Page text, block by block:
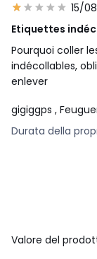
15/
Etiquettes
Pourquoi coller
indécollables,
enlever
gigiggps ,
Durata della
Valore del